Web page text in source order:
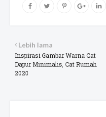
Lebih lama
Inspirasi Gambar Warna Cat
Dapur Minimalis, Cat Rumah
2020